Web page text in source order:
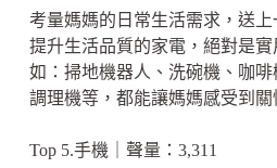
考量媽媽的日常生活需求，送
提升生活品質的家電，絕對是實
如：掃地機器人、洗碗機、咖
調理機等，都能讓媽媽感受到關
Top 5.手機｜聲量：3,311